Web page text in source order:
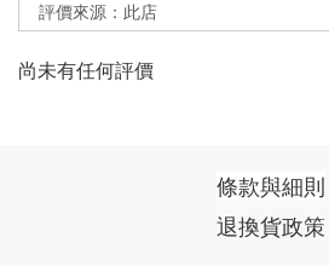
尚未有任何評價
條款與細則
退換貨政策